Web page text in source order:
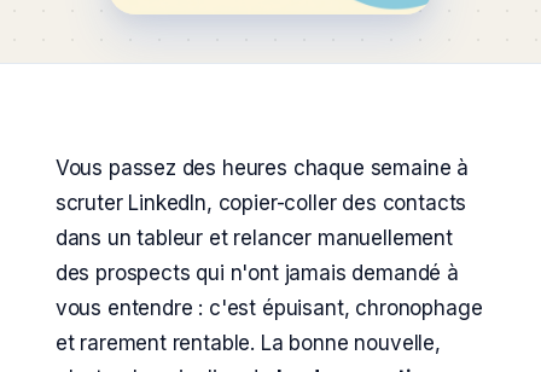
Vous passez des heures chaque semaine à
scruter LinkedIn, copier-coller des contacts
dans un tableur et relancer manuellement
des prospects qui n'ont jamais demandé à
vous entendre : c'est épuisant, chronophage
et rarement rentable. La bonne nouvelle,